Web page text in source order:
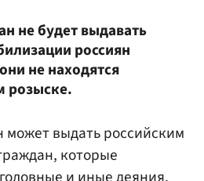
не будет выдавать
россиян
не находятся
розыске.
может выдать российским
которые